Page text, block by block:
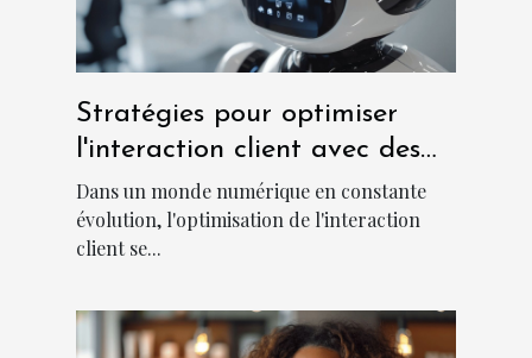
Stratégies pour optimiser
l'interaction client avec des
chatbots
Dans un monde numérique en constante
évolution, l'optimisation de l'interaction
client se...